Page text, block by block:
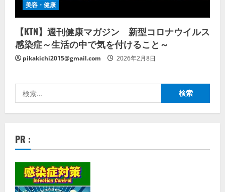
美容・健康
【KTN】週刊健康マガジン 新型コロナウイルス
感染症～生活の中で気を付けること～
pikakichi2015@gmail.com 2026年2月8日
索:
PR :